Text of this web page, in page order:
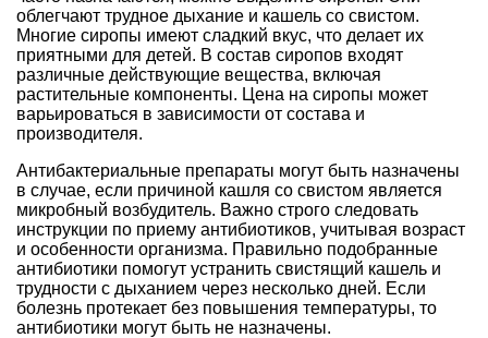
облегчают трудное дыхание и кашель со свистом.
Многие сиропы имеют сладкий вкус, что делает их
приятными для детей. В состав сиропов входят
различные действующие вещества, включая
растительные компоненты. Цена на сиропы может
варьироваться в зависимости от состава и
производителя.
Антибактериальные препараты могут быть назначены
в случае, если причиной кашля со свистом является
микробный возбудитель. Важно строго следовать
инструкции по приему антибиотиков, учитывая возраст
и особенности организма. Правильно подобранные
антибиотики помогут устранить свистящий кашель и
трудности с дыханием через несколько дней. Если
болезнь протекает без повышения температуры, то
антибиотики могут быть не назначены.